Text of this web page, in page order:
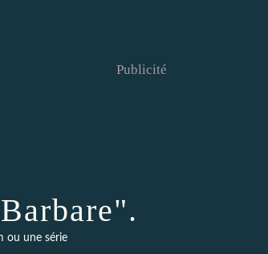
Publicité
ou une série